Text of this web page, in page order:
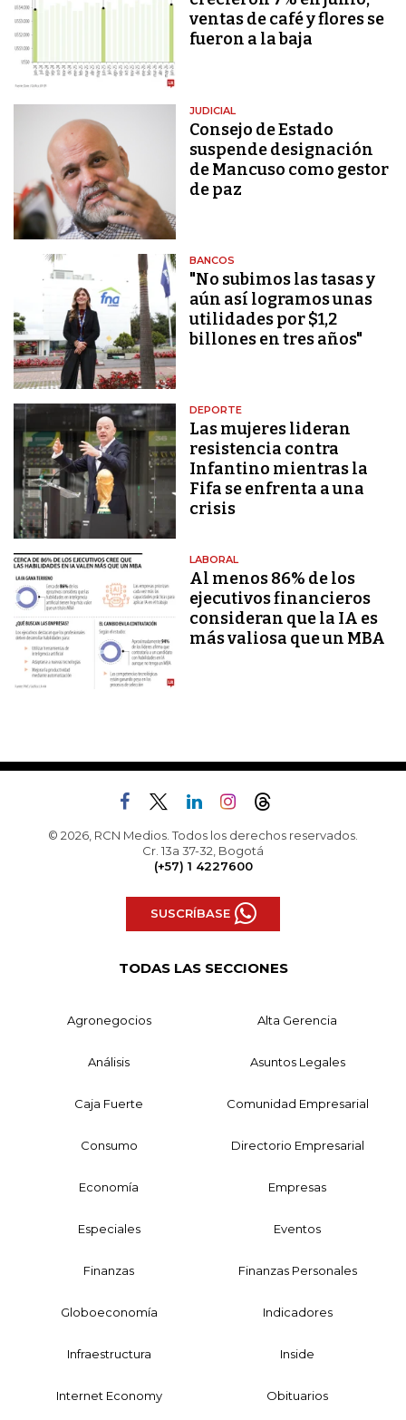
ventas de café y flores se
fueron a la baja
JUDICIAL
Consejo de Estado
suspende designación
de Mancuso como gestor
de paz
BANCOS
"No subimos las tasas y
aún así logramos unas
utilidades por $1,2
billones en tres años"
DEPORTE
Las mujeres lideran
resistencia contra
Infantino mientras la
Fifa se enfrenta a una
crisis
LABORAL
Al menos 86% de los
ejecutivos financieros
consideran que la IA es
más valiosa que un MBA
© 2026, RCN Medios. Todos los derechos reservados.
Cr. 13a 37-32, Bogotá
(+57) 1 4227600
SUSCRÍBASE
TODAS LAS SECCIONES
Agronegocios Alta Gerencia
Análisis Asuntos Legales
Caja Fuerte Comunidad Empresarial
Consumo Directorio Empresarial
Economía Empresas
Especiales Eventos
Finanzas Finanzas Personales
Globoeconomía Indicadores
Infraestructura Inside
Internet Economy Obituarios